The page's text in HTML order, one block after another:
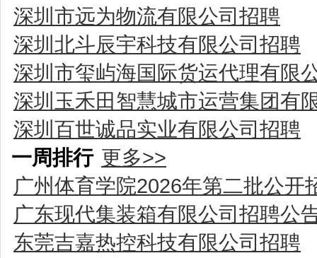
深圳市远为物流有限公司招聘
深圳北斗辰宇科技有限公司招聘
深圳市玺屿海国际货运代理有限
深圳玉禾田智慧城市运营集团有
深圳百世诚品实业有限公司招聘
一周排行 更多>>
广州体育学院2026年第二批公开
广东现代集装箱有限公司招聘公
东莞吉嘉热控科技有限公司招聘